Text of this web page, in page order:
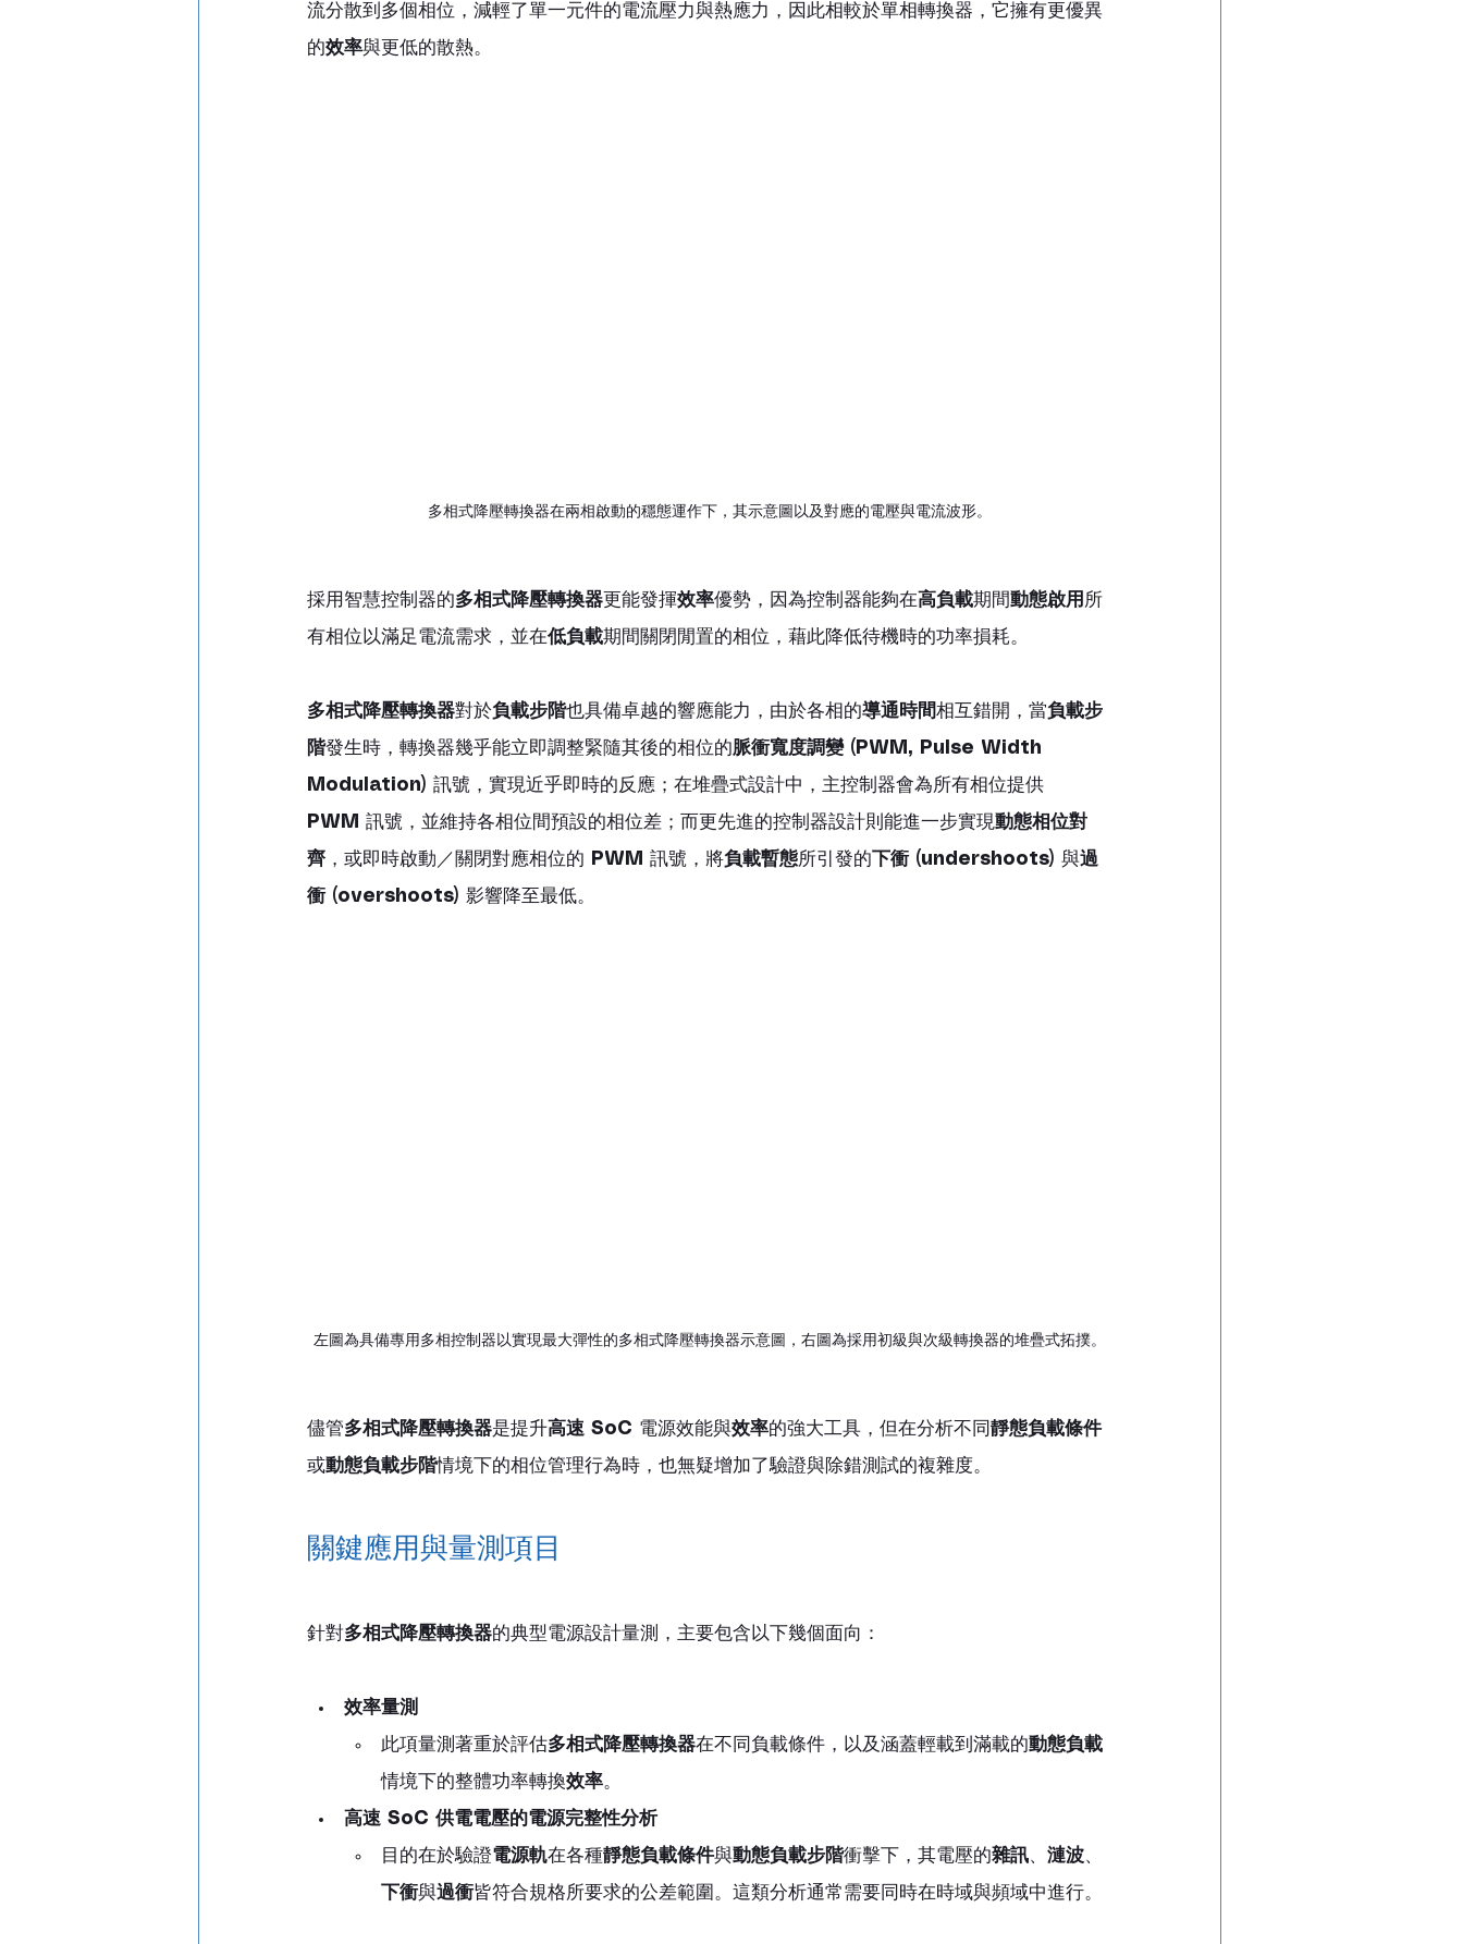
流分散到多個相位，減輕了單一元件的電流壓力與熱應力，因此相較於單相轉換器，它擁有更優異
的效率與更低的散熱。
多相式降壓轉換器在兩相啟動的穩態運作下，其示意圖以及對應的電壓與電流波形。
採用智慧控制器的多相式降壓轉換器更能發揮效率優勢，因為控制器能夠在高負載期間動態啟用 所
有相位以滿足電流需求，並在低負載期間關閉閒置的相位，藉此降低待機時的功率損耗。
多相式降壓轉換器對於負載步階也具備卓越的響應能力，由於各相的導通時間相互錯開，當負載步
階發生時，轉換器幾乎能立即調整緊隨其後的相位的脈衝寬度調變 (PWM, Pulse Width
Modulation) 訊號，實現近乎即時的反應；在堆疊式設計中，主控制器會為所有相位提供
PWM 訊號，並維持各相位間預設的相位差；而更先進的控制器設計則能進一步實現動態相位對
齊 ，或即時啟動／關閉對應相位的 PWM 訊號，將負載暫態所引發的下衝 (undershoots) 與過
衝 (overshoots) 影響降至最低。
左圖為具備專用多相控制器以實現最大彈性的多相式降壓轉換器示意圖，右圖為採用初級與次級轉換器的堆疊式拓撲。
儘管多相式降壓轉換器是提升高速 SoC 電源效能與效率的強大工具，但在分析不同 靜態負載條件
或動態負載步階情境下的相位管理行為時，也無疑增加了驗證與除錯測試的複雜度。
關鍵應用與量測項目
針對多相式降壓轉換器的典型電源設計量測，主要包含以下幾個面向：
效率量測
此項量測著重於評估多相式降壓轉換器在不同負載條件，以及涵蓋輕載到滿載的動態負載
情境下的整體功率轉換效率。
高速 SoC 供電電壓的電源完整性分析
目的在於驗證電源軌在各種靜態負載條件與動態負載步階衝擊下，其電壓的雜訊、 漣波、
下衝與過衝皆符合規格所要求的公差範圍。這類分析通常需要同時在時域與頻域中進行。